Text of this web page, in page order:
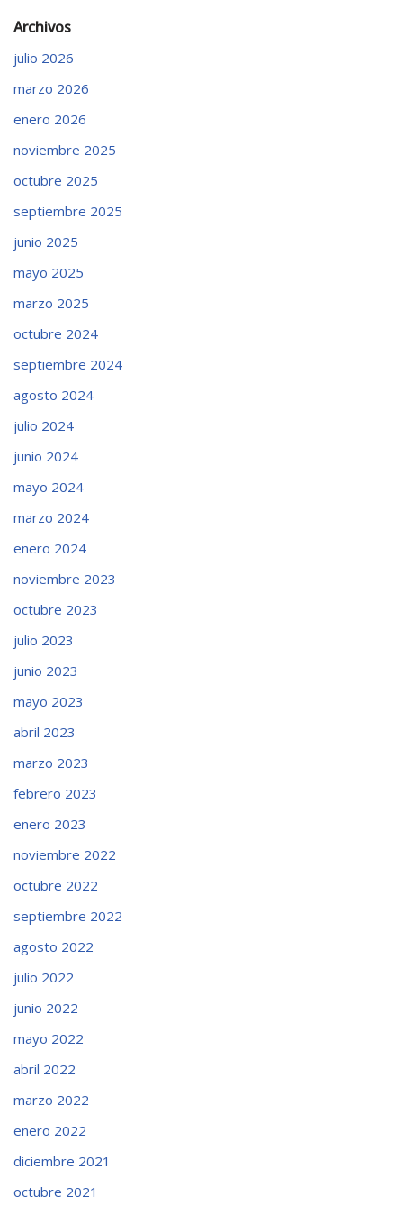
Archivos
julio 2026
marzo 2026
enero 2026
noviembre 2025
octubre 2025
septiembre 2025
junio 2025
mayo 2025
marzo 2025
octubre 2024
septiembre 2024
agosto 2024
julio 2024
junio 2024
mayo 2024
marzo 2024
enero 2024
noviembre 2023
octubre 2023
julio 2023
junio 2023
mayo 2023
abril 2023
marzo 2023
febrero 2023
enero 2023
noviembre 2022
octubre 2022
septiembre 2022
agosto 2022
julio 2022
junio 2022
mayo 2022
abril 2022
marzo 2022
enero 2022
diciembre 2021
octubre 2021